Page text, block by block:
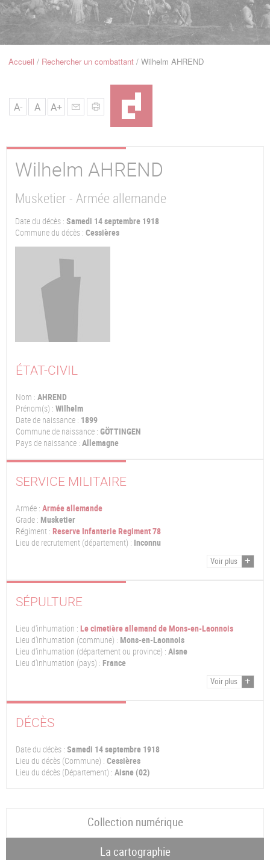
Navigation
FilAccueil Rechercher un combattant Wilhelm AHREND
A- A A+
Wilhelm AHREND
Musketier - Armée allemande
Date du décès : Samedi 14 septembre 1918
Commune du décès : Cessières
ÉTAT-CIVIL
Nom : AHREND
Prénom(s) : Wilhelm
Date de naissance : 1899
Commune de naissance : GÖTTINGEN
Pays de naissance : Allemagne
SERVICE MILITAIRE
Armée : Armée allemande
Grade : Musketier
Régiment : Reserve Infanterie Regiment 78
Lieu de recrutement (département) : Inconnu
Voir plus
SÉPULTURE
Lieu d'inhumation : Le cimetière allemand de Mons-en-Laonnois
Lieu d'inhumation (commune) : Mons-en-Laonnois
Lieu d'inhumation (département ou province) : Aisne
Lieu d'inhumation (pays) : France
Voir plus
DÉCÈS
Date du décès : Samedi 14 septembre 1918
Lieu du décès (Commune) : Cessières
Lieu du décès (Département) : Aisne (02)
Collection numérique
La cartographie